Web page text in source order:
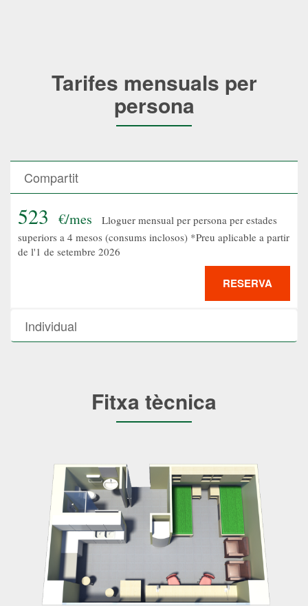
Tarifes mensuals per
persona
Compartit
523 €/mes
Lloguer mensual per persona per estades
superiors a 4 mesos (consums inclosos) *Preu aplicable a partir
de l'1 de setembre 2026
RESERVA
Individual
Fitxa tècnica